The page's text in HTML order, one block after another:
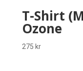
T-Shirt
Ozone
275 kr